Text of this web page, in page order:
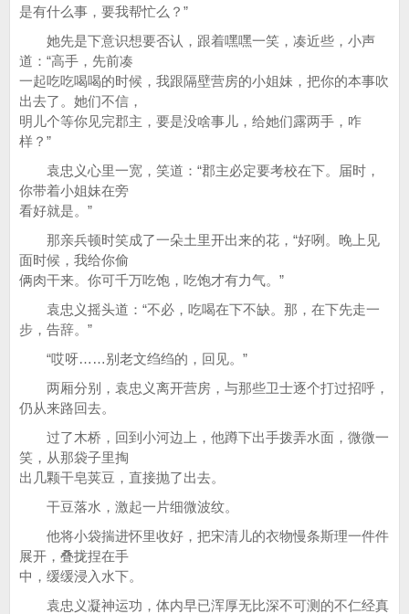
是有什么事，要我帮忙么？”
她先是下意识想要否认，跟着嘿嘿一笑，凑近些，小声
道：“高手，先前凑
一起吃吃喝喝的时候，我跟隔壁营房的小姐妹，把你的本事吹
出去了。她们不信，
明儿个等你见完郡主，要是没啥事儿，给她们露两手，咋
样？”
袁忠义心里一宽，笑道：“郡主必定要考校在下。届时，
你带着小姐妹在旁
看好就是。”
那亲兵顿时笑成了一朵土里开出来的花，“好咧。晚上见
面时候，我给你偷
俩肉干来。你可千万吃饱，吃饱才有力气。”
袁忠义摇头道：“不必，吃喝在下不缺。那，在下先走一
步，告辞。”
“哎呀……别老文绉绉的，回见。”
两厢分别，袁忠义离开营房，与那些卫士逐个打过招呼，
仍从来路回去。
过了木桥，回到小河边上，他蹲下出手拨弄水面，微微一
笑，从那袋子里掏
出几颗干皂荚豆，直接抛了出去。
干豆落水，激起一片细微波纹。
他将小袋揣进怀里收好，把宋清儿的衣物慢条斯理一件件
展开，叠拢捏在手
中，缓缓浸入水下。
袁忠义凝神运功，体内早已浑厚无比深不可测的不仁经真